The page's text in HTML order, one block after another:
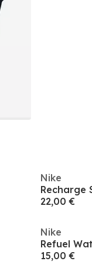
Nike
Recharge
22,00 €
Nike
Refuel
15,00 €